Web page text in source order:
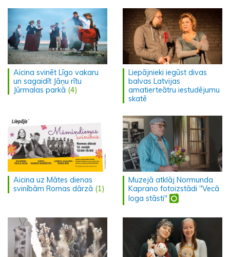
Aicina svinēt Līgo vakaru
un sagaidīt Jāņu rītu
Jūrmalas parkā (4)
Liepājnieki iegūst divas
balvas Latvijas
amatierteātru iestudējumu
skatē
Aicina uz Mātes dienas
svinībām Romas dārzā (1)
Muzejā atklāj Normunda
Kaprano fotoizstādi "Vecā
loga stāsti"